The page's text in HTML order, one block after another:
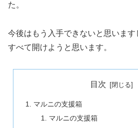
た。
今後はもう入手できないと思いま
すべて開けようと思います。
目次
マルニの支援箱
マルニの支援箱